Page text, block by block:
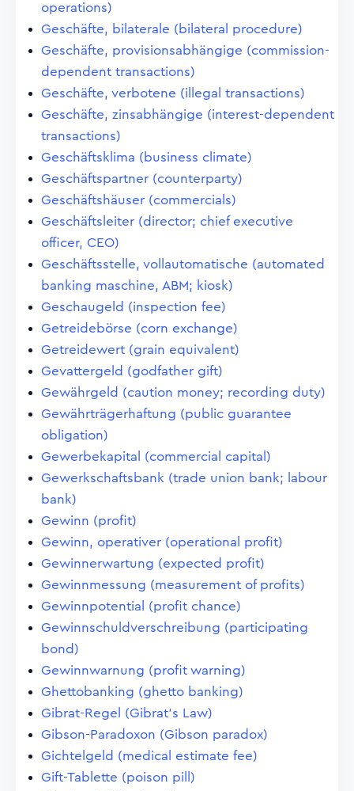
operations)
Geschäfte, bilaterale (bilateral procedure)
Geschäfte, provisionsabhängige (commission-
dependent transactions)
Geschäfte, verbotene (illegal transactions)
Geschäfte, zinsabhängige (interest-dependent
transactions)
Geschäftsklima (business climate)
Geschäftspartner (counterparty)
Geschäftshäuser (commercials)
Geschäftsleiter (director; chief executive
officer, CEO)
Geschäftsstelle, vollautomatische (automated
banking maschine, ABM; kiosk)
Geschaugeld (inspection fee)
Getreidebörse (corn exchange)
Getreidewert (grain equivalent)
Gevattergeld (godfather gift)
Gewährgeld (caution money; recording duty)
Gewährträgerhaftung (public guarantee
obligation)
Gewerbekapital (commercial capital)
Gewerkschaftsbank (trade union bank; labour
bank)
Gewinn (profit)
Gewinn, operativer (operational profit)
Gewinnerwartung (expected profit)
Gewinnmessung (measurement of profits)
Gewinnpotential (profit chance)
Gewinnschuldverschreibung (participating
bond)
Gewinnwarnung (profit warning)
Ghettobanking (ghetto banking)
Gibrat-Regel (Gibrat's Law)
Gibson-Paradoxon (Gibson paradox)
Gichtelgeld (medical estimate fee)
Gift-Tablette (poison pill)